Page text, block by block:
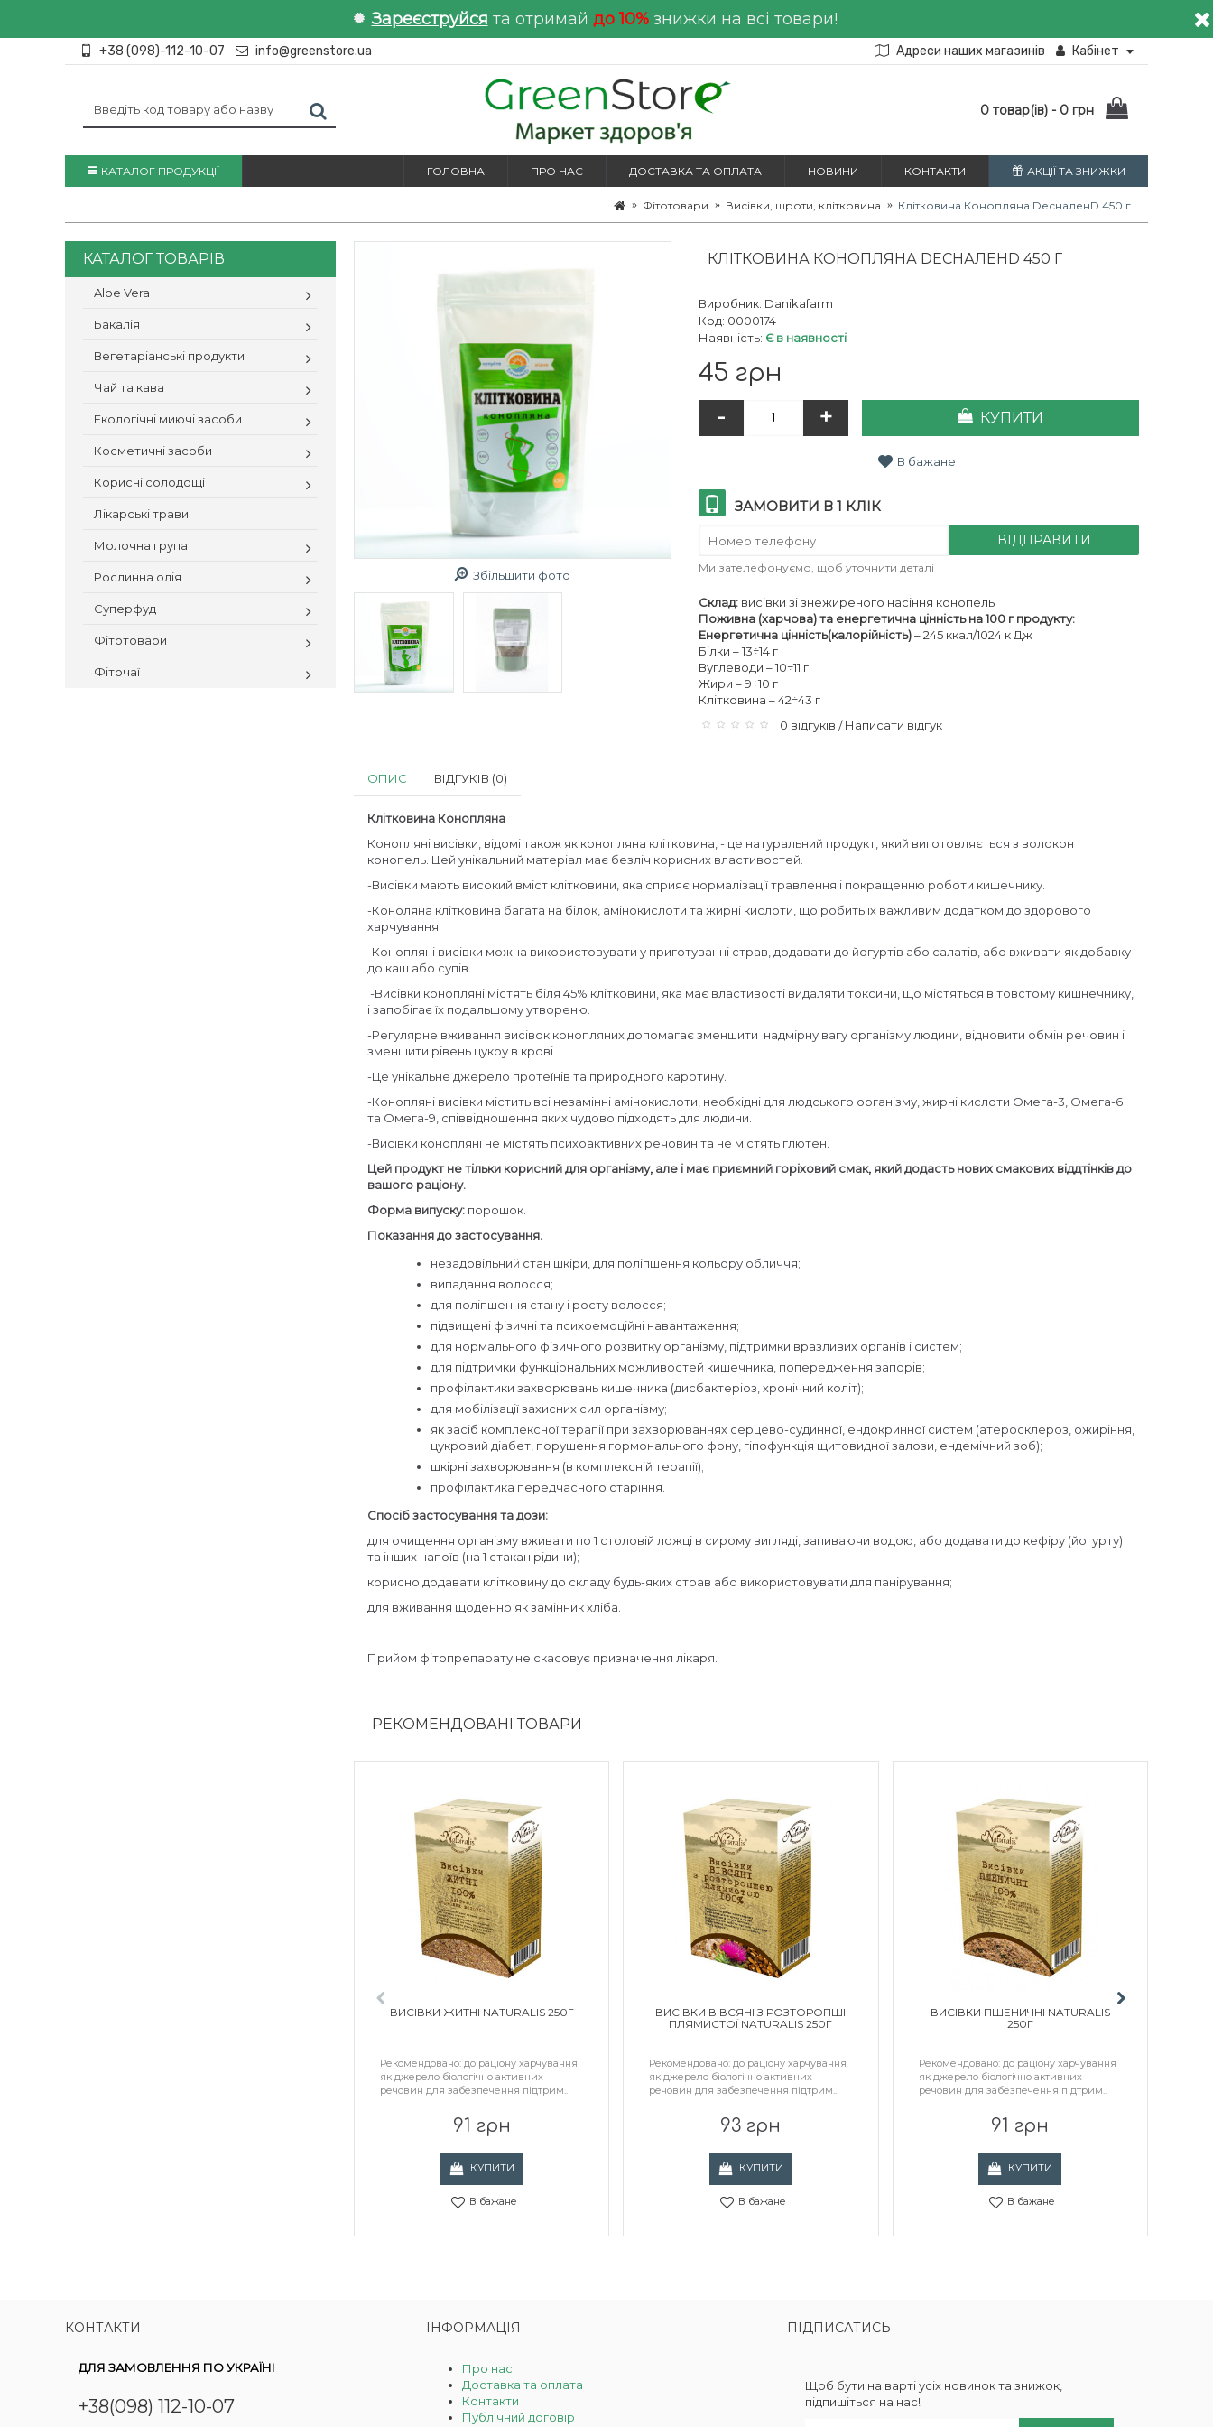
Зареєструйся та отримай до 10%знижки на всі товари!
+38 (098)-112-10-07 info@greenstore.ua Адреси наших магазинів Кабінет
0 товар(ів) - 0 грн
КАТАЛОГ ПРОДУКЦІЇ АКЦІЇ ТА ЗНИЖКИ
КОНТАКТИ
НОВИНИ
ДОСТАВКА ТА ОПЛАТА
ПРО НАС
ГОЛОВНА
Фітотовари Висівки, шроти, клітковина Клітковина Конопляна DесналенD 450 г
КАТАЛОГ ТОВАРІВ
Aloe Vera
Бакалія
Вегетаріанські продукти
Чай та кава
Екологічні миючі засоби
Косметичні засоби
Корисні солодощі
Лікарські трави
Молочна група
Рослинна олія
Суперфуд
Фітотовари
Фіточаї
Збільшити фото
КЛІТКОВИНА КОНОПЛЯНА DЕСНАЛЕНD 450 Г
Виробник: Danikafarm
Код: 0000174
Наявність: Є в наявності
45 грн
-
+ КУПИТИ
В бажане
ЗАМОВИТИ В 1 КЛІК
ВІДПРАВИТИ
Ми зателефонуємо, щоб уточнити деталі
Склад: висівки зі знежиреного насіння конопель
Поживна (харчова) та енергетична цінність на 100 г продукту:
Енергетична цінність(калорійність)– 245 ккал/1024 к Дж
Білки – 13÷14 г
Вуглеводи – 10÷11 г
Жири – 9÷10 г
Клітковина – 42÷43 г
0 відгуків /Написати відгук
ОПИС ВІДГУКІВ (0)
Клітковина Конопляна
Конопляні висівки, відомі також як конопляна клітковина, - це натуральний продукт, який виготовляється з волокон
конопель. Цей унікальний матеріал має безліч корисних властивостей.
-Висівки мають високий вміст клітковини, яка сприяє нормалізації травлення і покращенню роботи кишечнику.
-Коноляна клітковина багата на білок, амінокислоти та жирні кислоти, що робить їх важливим додатком до здорового
харчування.
-Конопляні висівки можна використовувати у приготуванні страв, додавати до йогуртів або салатів, або вживати як добавку
до каш або супів.
-Висівки конопляні містять біля 45% клітковини, яка має властивості видаляти токсини, що містяться в товстому кишнечнику,
і запобігає їх подальшому утвореню.
-Регулярне вживання висівок конопляних допомагає зменшити надмірну вагу організму людини, відновити обмін речовин і
зменшити рівень цукру в крові.
-Це унікальне джерело протеїнів та природного каротину.
-Конопляні висівки містить всі незамінні амінокислоти, необхідні для людського організму, жирні кислоти Омега-3, Омега-6
та Омега-9, співвідношення яких чудово підходять для людини.
-Висівки конопляні не містять психоактивних речовин та не містять глютен.
Цей продукт не тільки корисний для організму, але і має приємний горіховий смак, який додасть нових смакових віддтінків до
вашого раціону.
Форма випуску: порошок.
Показання до застосування.
незадовільний стан шкіри, для поліпшення кольору обличчя;
випадання волосся;
для поліпшення стану і росту волосся;
підвищені фізичні та психоемоційні навантаження;
для нормального фізичного розвитку організму, підтримки вразливих органів і систем;
для підтримки функціональних можливостей кишечника, попередження запорів;
профілактики захворювань кишечника (дисбактеріоз, хронічний коліт);
для мобілізації захисних сил організму;
як засіб комплексної терапії при захворюваннях серцево-судинної, ендокринної систем (атеросклероз, ожиріння,
цукровий діабет, порушення гормонального фону, гіпофункція щитовидної залози, ендемічний зоб);
шкірні захворювання (в комплексній терапії);
профілактика передчасного старіння.
Спосіб застосування та дози:
для очищення організму вживати по 1 столовій ложці в сирому вигляді, запиваючи водою, або додавати до кефіру (йогурту)
та інших напоїв (на 1 стакан рідини);
корисно додавати клітковину до складу будь-яких страв або використовувати для панірування;
для вживання щоденно як замінник хліба.
Прийом фітопрепарату не скасовує призначення лікаря.
РЕКОМЕНДОВАНІ ТОВАРИ
ВИСІВКИ ЖИТНІ NATURALIS 250Г
Рекомендовано: до раціону харчування
як джерело біологічно активних
речовин для забезпечення підтрим..
91 грн
КУПИТИ
В бажане
ВИСІВКИ ВІВСЯНІ З РОЗТОРОПШІ
ПЛЯМИСТОЇ NATURALIS 250Г
Рекомендовано: до раціону харчування
як джерело біологічно активних
речовин для забезпечення підтрим..
93 грн
КУПИТИ
В бажане
ВИСІВКИ ПШЕНИЧНІ NATURALIS
250Г
Рекомендовано: до раціону харчування
як джерело біологічно активних
речовин для забезпечення підтрим..
91 грн
КУПИТИ
В бажане
КОНТАКТИ
ДЛЯ ЗАМОВЛЕННЯ ПО УКРАЇНІ
+38(098) 112-10-07
ІНФОРМАЦІЯ
Про нас
Доставка та оплата
Контакти
Публічний договір
ПІДПИСАТИСЬ
Щоб бути на варті усіх новинок та знижок,
підпишіться на нас!